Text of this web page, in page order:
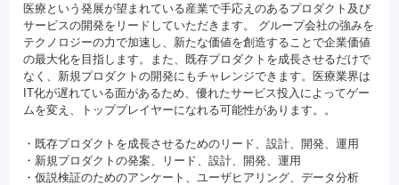
医療という発展が望まれている産業で手応えのあるプロダクト及び
サービスの開発をリードしていただきます。 グループ会社の強みを
テクノロジーの力で加速し、新たな価値を創造することで企業価値
の最大化を目指します。また、既存プロダクトを成長させるだけで
なく、新規プロダクトの開発にもチャレンジできます。医療業界は
IT化が遅れている面があるため、優れたサービス投入によってゲー
ムを変え、トッププレイヤーになれる可能性があります。。
・既存プロダクトを成長させるためのリード、設計、開発、運用
・新規プロダクトの発案、リード、設計、開発、運用
・仮説検証のためのアンケート、ユーザヒアリング、データ分析